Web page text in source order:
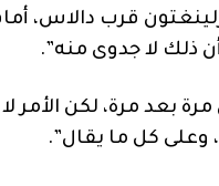
ذلك لا جدوى منه”.
بعد مرة، لكن الأمر
وعلى كل ما يقال”.